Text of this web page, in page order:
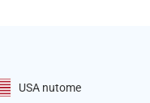
USA nutome